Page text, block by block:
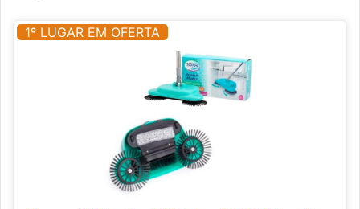
1º LUGAR EM OFERTA